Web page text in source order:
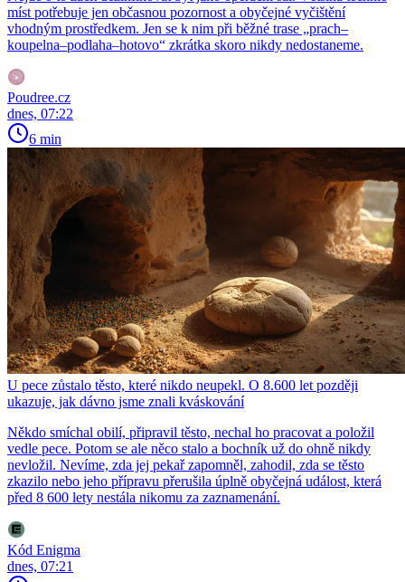
míst potřebuje jen občasnou pozornost a obyčejné vyčištění
vhodným prostředkem. Jen se k nim při běžné trase „prach–
koupelna–podlaha–hotovo“ zkrátka skoro nikdy nedostaneme.
Poudree.cz
dnes, 07:22
6 min
U pece zůstalo těsto, které nikdo neupekl. O 8.600 let později
ukazuje, jak dávno jsme znali kváskování
Někdo smíchal obilí, připravil těsto, nechal ho pracovat a položil
vedle pece. Potom se ale něco stalo a bochník už do ohně nikdy
nevložil. Nevíme, zda jej pekař zapomněl, zahodil, zda se těsto
zkazilo nebo jeho přípravu přerušila úplně obyčejná událost, která
před 8 600 lety nestála nikomu za zaznamenání.
Kód Enigma
dnes, 07:21